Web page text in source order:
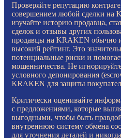
Проверяйте репутацию
совершением любой сделки на
изучайте историю продавца,
сделок и отзывы других
продавцы на KRAKEN обычно
высокий рейтинг. Это
потенциальные риски и
мошенничества. Не
условного депонирования
KRAKEN для защиты
Критически оценивайте
с предложениями, которые
выгодными, чтобы быть
внутреннюю систему обмена
для уточнения деталей и